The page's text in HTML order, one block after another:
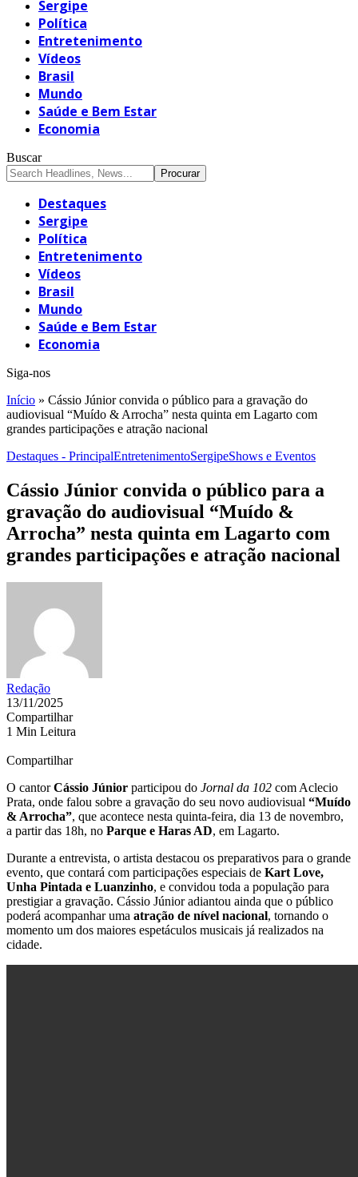
Sergipe
Política
Entretenimento
Vídeos
Brasil
Mundo
Saúde e Bem Estar
Economia
Buscar
Destaques
Sergipe
Política
Entretenimento
Vídeos
Brasil
Mundo
Saúde e Bem Estar
Economia
Siga-nos
Início » Cássio Júnior convida o público para a gravação do
audiovisual “Muído & Arrocha” nesta quinta em Lagarto com
grandes participações e atração nacional
Destaques - PrincipalEntretenimentoSergipeShows e Eventos
Cássio Júnior convida o público para a
gravação do audiovisual “Muído &
Arrocha” nesta quinta em Lagarto com
grandes participações e atração nacional
Redação
13/11/2025
Compartilhar
1 Min Leitura
Compartilhar
O cantorCássio Júnior participou do Jornal da 102 com Aclecio
Prata, onde falou sobre a gravação do seu novo audiovisual “Muído
& Arrocha”, que acontece nesta quinta-feira, dia 13 de novembro,
a partir das 18h, no Parque e Haras AD, em Lagarto.
Durante a entrevista, o artista destacou os preparativos para o grande
evento, que contará com participações especiais de Kart Love,
Unha Pintada e Luanzinho, e convidou toda a população para
prestigiar a gravação. Cássio Júnior adiantou ainda que o público
poderá acompanhar uma atração de nível nacional, tornando o
momento um dos maiores espetáculos musicais já realizados na
cidade.